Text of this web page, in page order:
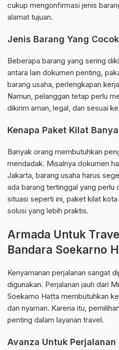
cukup mengonfirmasi jenis
alamat tujuan.
Jenis Barang Yang
Beberapa barang yang sering
antara lain dokumen penting,
barang usaha, perlengkapan
Namun, pelanggan tetap perlu
dikirim aman, legal, dan sesuai
Kenapa Paket Kilat
Banyak orang membutuhkan
mendadak. Misalnya dokumen
Jakarta, barang usaha harus
ada barang tertinggal yang perlu
situasi seperti ini, paket kilat
solusi yang lebih praktis.
Armada Untuk
Bandara Soekarno
Kenyamanan perjalanan sangat
digunakan. Perjalanan jauh dari
Soekarno Hatta membutuhkan
dan nyaman. Karena itu,
penting dalam layanan travel.
Avanza Untuk Perjalanan